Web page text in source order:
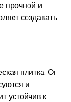
прочной и
создавать
плитка. Он
и
устойчив к